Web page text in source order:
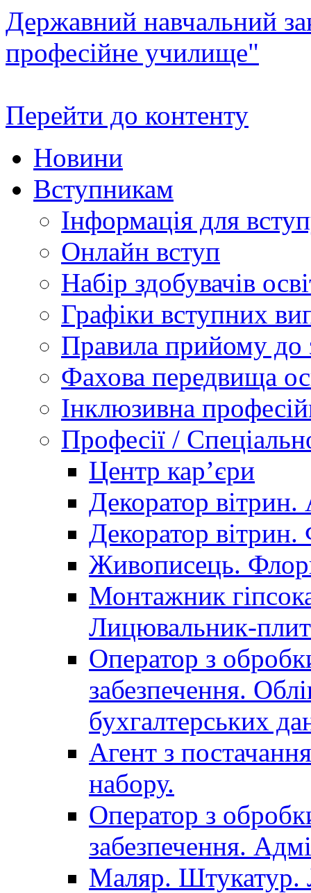
Державний навчальний
професійне училище"
Перейти до контенту
Новини
Вступникам
Інформація для
Онлайн вступ
Набір здобувачів
Графіки вступних
Правила прийому до
Фахова передвища
Інклюзивна
Професії /
Центр кар’єри
Декоратор вітрин.
Декоратор вітрин.
Живописець.
Монтажник
Лицювальник-
Оператор з
забезпечення.
бухгалтерських
Агент з
набору.
Оператор з
забезпечення.
Маляр. Штукатур.